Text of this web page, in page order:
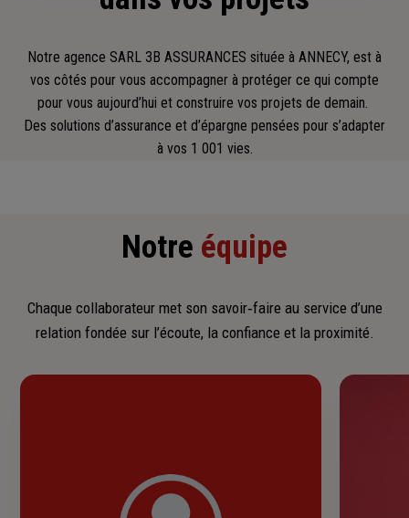
Notre agence SARL 3B ASSURANCES située à ANNECY, est à
vos côtés pour vous accompagner à protéger ce qui compte
pour vous aujourd’hui et construire vos projets de demain.
Des solutions d’assurance et d’épargne pensées pour s’adapter
à vos 1 001 vies.
Notre équipe
Chaque collaborateur met son savoir‑faire au service d’une
relation fondée sur l’écoute, la confiance et la proximité.